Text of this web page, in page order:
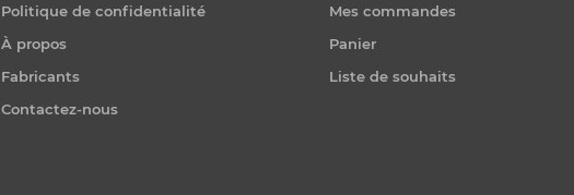
Politique de confidentialité
À propos
Fabricants
Contactez-nous
Mes commandes
Panier
Liste de souhaits